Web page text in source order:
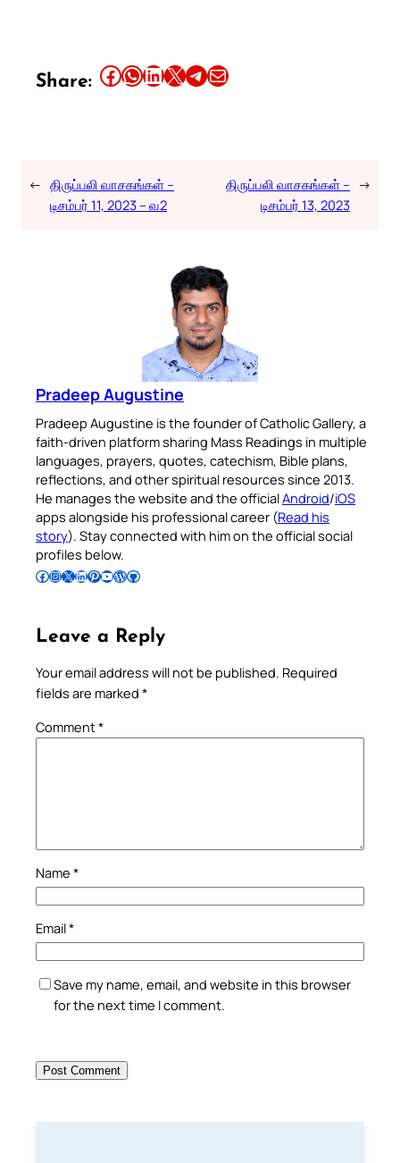
Share: Share this article on Facebook Share this article on WhatsApp Share this article on LinkedIn Share this article on X Share this article on TelegramEmail this Article
← திருப்பலி வாசகங்கள் –
டிசம்பர் 11, 2023 – வ2
திருப்பலி வாசகங்கள் –
டிசம்பர் 13, 2023
→
Pradeep Augustine
Pradeep Augustine is the founder of Catholic Gallery, a
faith-driven platform sharing Mass Readings in multiple
languages, prayers, quotes, catechism, Bible plans,
reflections, and other spiritual resources since 2013.
He manages the website and the officialAndroid/iOS
apps alongside his professional career (Read his
story). Stay connected with him on the official social
profiles below.
Follow Pradeep on Facebook Follow Pradeep on InstagramFollow Pradeep on X Follow Pradeep on LinkedIn Follow Pradeep on Pinterest Subscribe to Pradeep’s Youtube Channel Follow Pradeep on WordPress Follow Pradeep on GitHub
Leave a Reply
Your email address will not be published. Required
fields are marked *
Comment*
Name *
Email*
Save my name, email, and website in this browser
for the next time I comment.